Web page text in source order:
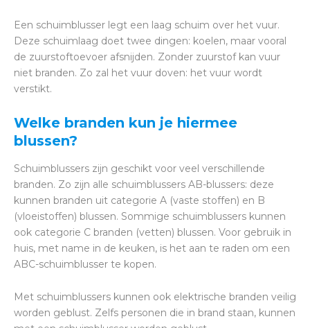
Een schuimblusser legt een laag schuim over het vuur.
Deze schuimlaag doet twee dingen: koelen, maar vooral
de zuurstoftoevoer afsnijden. Zonder zuurstof kan vuur
niet branden. Zo zal het vuur doven: het vuur wordt
verstikt.
Welke branden kun je hiermee
blussen?
Schuimblussers zijn geschikt voor veel verschillende
branden. Zo zijn alle schuimblussers AB-blussers: deze
kunnen branden uit categorie A (vaste stoffen) en B
(vloeistoffen) blussen. Sommige schuimblussers kunnen
ook categorie C branden (vetten) blussen. Voor gebruik in
huis, met name in de keuken, is het aan te raden om een
ABC-schuimblusser te kopen.
Met schuimblussers kunnen ook elektrische branden veilig
worden geblust. Zelfs personen die in brand staan, kunnen